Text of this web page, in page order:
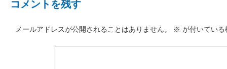
コメントを残す
メールアドレスが公開されることはありません。 ※ が付いてい